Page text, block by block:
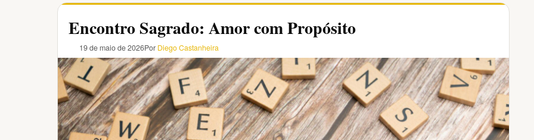
Encontro Sagrado: Amor com Propósito
19 de maio de 2026Por Diego Castanheira